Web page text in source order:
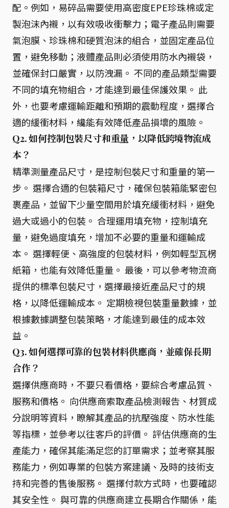
配。例如，易碎品需要使用高密度EPE珍珠棉或定
製泡沫內襯，以有效吸收衝擊力；電子產品則需要
氣泡膜、珍珠棉和硬質泡沫的組合，並固定產品位
置，避免移動；液體產品則必須使用防水內襯袋，
並確保封口嚴實，以防洩漏。 不同的產品類型需要
不同的填充物組合，才能達到最佳保護效果。 此
外，也要考慮運輸距離和預期的震動程度，選擇合
適的緩衝材料，纔能有效降低產品損壞的風險。
Q2. 如何控制包裝尺寸和重量，以降低跨境物流成
本？
精準測量產品尺寸，是控制包裝尺寸和重量的第一
步。 選擇合適的包裝箱尺寸，確保包裝箱能緊密包
裹產品，並留下少量空間用於填充緩衝材料，避免
過大或過小的包裝。 合理運用填充物，控制填充
量，避免過度填充，增加不必要的重量和運輸成
本。 選擇輕便、高強度的包裝材料，例如輕型瓦楞
紙箱，也能有效降低重量。 最後，可以參考物流商
提供的標準包裝尺寸，選擇最接近產品尺寸的規
格，以降低運輸成本。 定期檢視包裝重量數據，並
根據數據調整包裝策略，才能達到最佳的成本效
益。
Q3. 如何選擇可靠的包裝材料供應商，並確保長期
合作？
選擇供應商時，不要只看價格，要綜合考慮品質、
服務和價格。 向供應商索取產品檢測報告、材質成
分說明等資料，瞭解其產品的抗壓強度、防水性能
等指標，並參考以往客戶的評價。 評估供應商的生
產能力，確保其能滿足您的訂單需求；並考察其服
務能力，例如專業的包裝方案建議、及時的技術支
持和完善的售後服務。 選擇付款方式時，也要確認
其安全性。 與可靠的供應商建立長期合作關係，能